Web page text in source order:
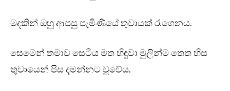
මදකින් ඔහු ආපසු පැමිණියේ තුවායක් රැගෙනය.
සෙමෙන් තමාව සෙටිය මත හිඳුවා මුලින්ම තෙත හිස
තුවායෙන් පිස දමන්නට වූවේය.